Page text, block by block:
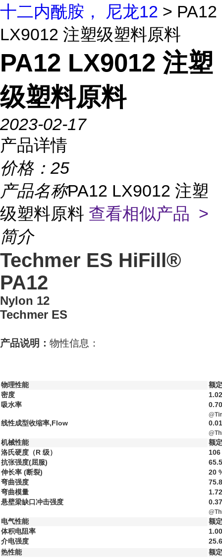
十二内酰胺， 尼龙12 > PA12
LX9012 注塑级塑料原料
PA12 LX9012 注塑
级塑料原料
2023-02-17
产品详情
价格： 25
产品名称PA12 LX9012 注塑
级塑料原料 查看相似产品 >
简介
Techmer ES HiFill®
PA12
Nylon 12
Techmer ES
产品说明： 物性信息：
物理性能
额
密度
吸水率
线性成型收缩率,Flow
机械性能
额
洛氏硬度（R 级）
106
抗张强度(屈服)
伸长率 (断裂)
20
弯曲强度
弯曲模量
悬壁梁缺口冲击强度
电气性能
额
体积电阻率
介电强度
热性能
额